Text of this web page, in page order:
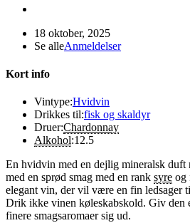
18 oktober, 2025
Se alleAnmeldelser
Kort info
Vintype:Hvidvin
Drikkes til:fisk og skaldyr
Druer:Chardonnay
Alkohol:12.5
En hvidvin med en dejlig mineralsk
med en sprød smag med en rank syre og
elegant vin, der vil være en fin ledsager
Drik ikke vinen køleskabskold. Giv den
finere smagsaromaer sig ud.